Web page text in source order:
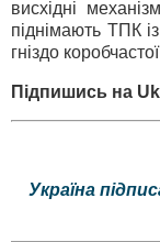
висхідні
піднімають ТПК
гніздо
Підпишись на
Україна